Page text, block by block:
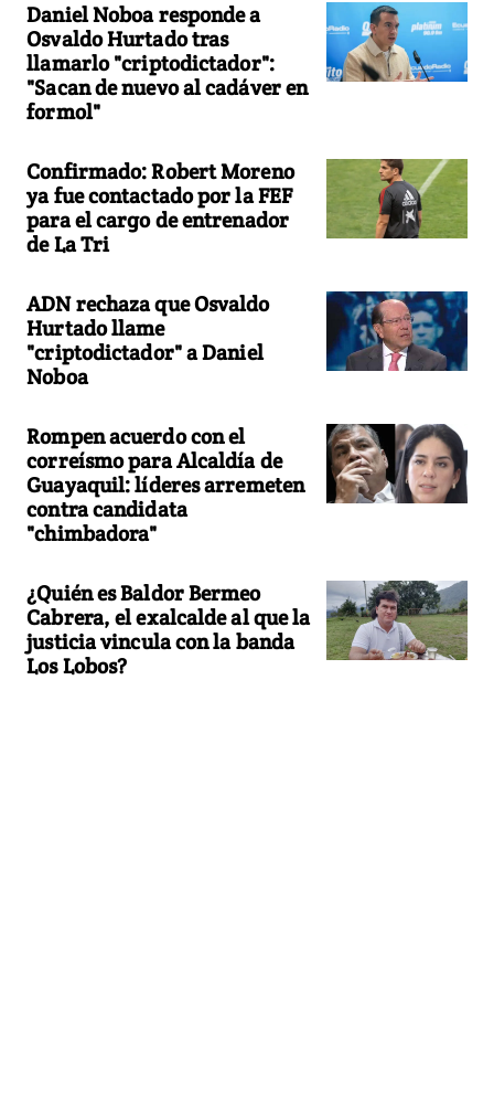
Daniel Noboa responde a
Osvaldo Hurtado tras
llamarlo "criptodictador":
"Sacan de nuevo al cadáver en
formol"
Confirmado: Robert Moreno
ya fue contactado por la FEF
para el cargo de entrenador
de La Tri
ADN rechaza que Osvaldo
Hurtado llame
"criptodictador" a Daniel
Noboa
Rompen acuerdo con el
correísmo para Alcaldía de
Guayaquil: líderes arremeten
contra candidata
"chimbadora"
¿Quién es Baldor Bermeo
Cabrera, el exalcalde al que la
justicia vincula con la banda
Los Lobos?